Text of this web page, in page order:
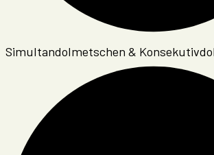
Simultandolmetschen &